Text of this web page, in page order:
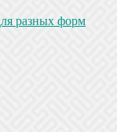
разных форм